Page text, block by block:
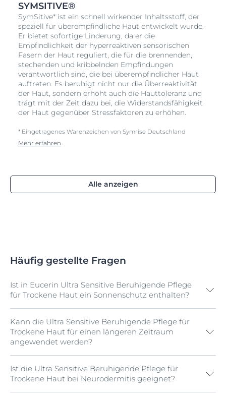
SYMSITIVE®
SymSitive* ist ein schnell wirkender Inhaltsstoff, der
speziell für überempfindliche Haut entwickelt wurde.
Er bietet sofortige Linderung, da er die
Empfindlichkeit der hyperreaktiven sensorischen
Fasern der Haut reguliert, die für die brennenden,
stechenden und kribbelnden Empfindungen
verantwortlich sind, die bei überempfindlicher Haut
auftreten. Es beruhigt nicht nur die Überreaktivität
der Haut, sondern erhöht auch die Hauttoleranz und
trägt mit der Zeit dazu bei, die Widerstandsfähigkeit
der Haut gegenüber Stressfaktoren zu erhöhen.
* Eingetragenes Warenzeichen von Symrise Deutschland
Mehr erfahren
Alle anzeigen
Häufig gestellte Fragen
Ist in Eucerin Ultra Sensitive Beruhigende Pflege
für Trockene Haut ein Sonnenschutz enthalten?
Nein. Bei empfindlicher Haut, die zu Rötungen neigt
und eine Tagespflege mit UV-Schutz benötigt,
empfehlen wir Eucerin Anti-Rötungen Kaschierende
Tagespflege LSF 25. Alternativ bietet die Pflegeserie
empfindliche Haut geeignet sind.
Kann die Ultra Sensitive Beruhigende Pflege für
Trockene Haut für einen längeren Zeitraum
angewendet werden?
Ja, die Eucerin Ultra Sensitive Beruhigende Pflege für
Normale Haut bis Mischhaut kann als regelmäßige
Tagespflege angewendet werden.
Ist die Ultra Sensitive Beruhigende Pflege für
Trockene Haut bei Neurodermitis geeignet?